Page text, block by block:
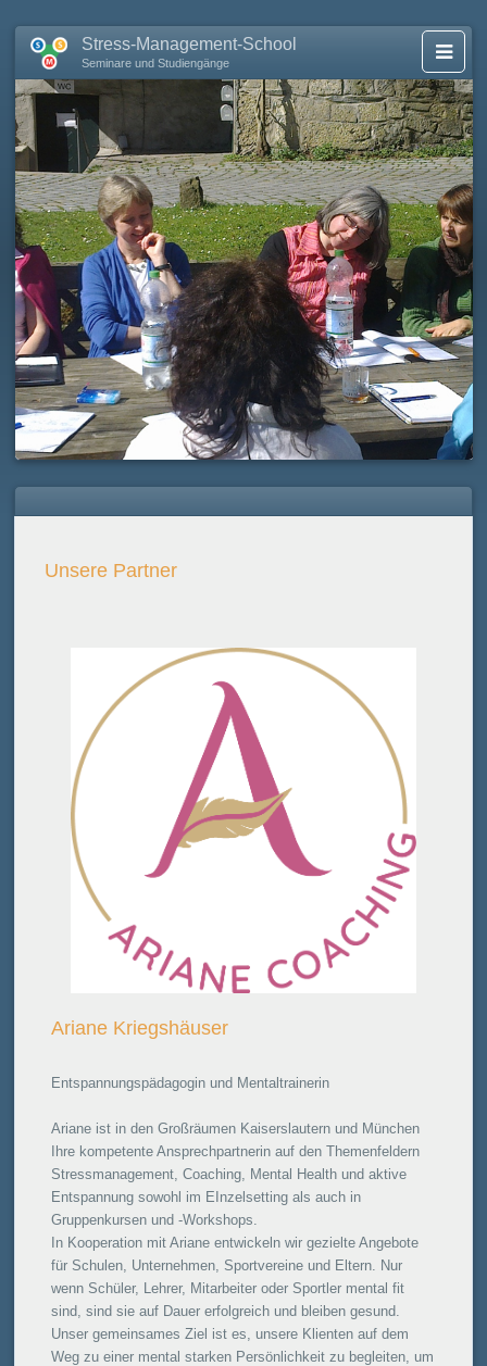
Stress-Management-School
Seminare und Studiengänge
Unsere Partner
Ariane Kriegshäuser
Entspannungspädagogin und Mentaltrainerin
Ariane ist in den Großräumen Kaiserslautern und München
Ihre kompetente Ansprechpartnerin auf den Themenfeldern
Stressmanagement, Coaching, Mental Health und aktive
Entspannung sowohl im EInzelsetting als auch in
Gruppenkursen und -Workshops.
In Kooperation mit Ariane entwickeln wir gezielte Angebote
für Schulen, Unternehmen, Sportvereine und Eltern. Nur
wenn Schüler, Lehrer, Mitarbeiter oder Sportler mental fit
sind, sind sie auf Dauer erfolgreich und bleiben gesund.
Unser gemeinsames Ziel ist es, unsere Klienten auf dem
Weg zu einer mental starken Persönlichkeit zu begleiten, um